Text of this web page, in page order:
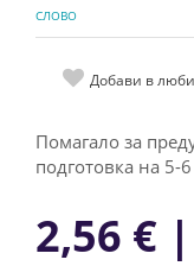
СЛОВО
Добави в
Помагало за
подготовка на 5-
2,56 €